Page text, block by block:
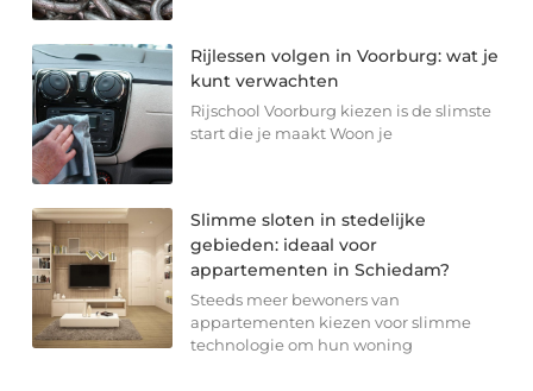
Rijlessen volgen in Voorburg: wat je
kunt verwachten
Rijschool Voorburg kiezen is de slimste
start die je maakt Woon je
Slimme sloten in stedelijke
gebieden: ideaal voor
appartementen in Schiedam?
Steeds meer bewoners van
appartementen kiezen voor slimme
technologie om hun woning